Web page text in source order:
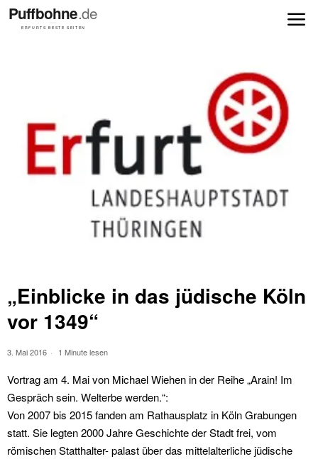
„Einblicke in das jüdische Köln
vor 1349“
3. Mai 2016 1 Minute lesen
Vortrag am 4. Mai von Michael Wiehen in der Reihe „Arain! Im
Gespräch sein. Welterbe werden.“:
Von 2007 bis 2015 fanden am Rathausplatz in Köln Grabungen
statt. Sie legten 2000 Jahre Geschichte der Stadt frei, vom
römischen Statthalter- palast über das mittelalterliche jüdische